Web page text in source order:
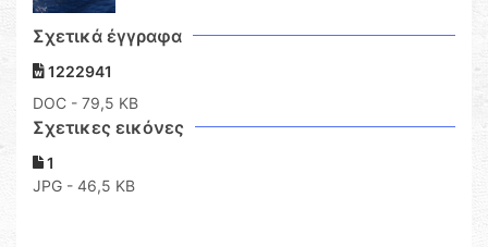
Σχετικά έγγραφα
1222941
DOC - 79,5 KB
Σχετικες εικόνες
1
JPG - 46,5 KB